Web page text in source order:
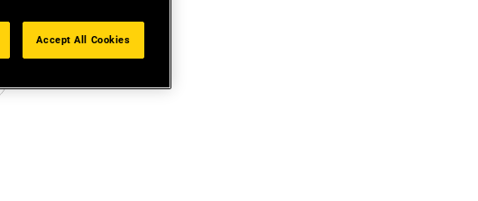
Accept All Cookies